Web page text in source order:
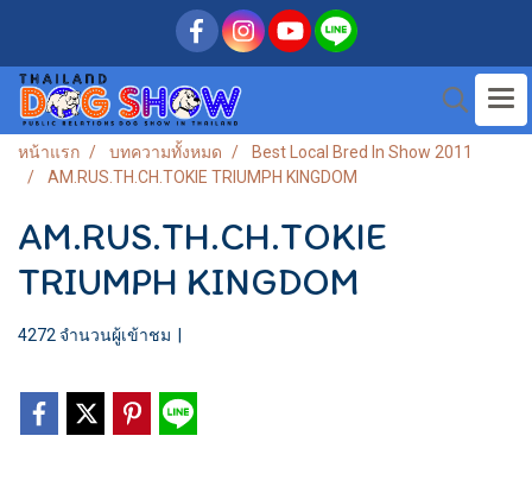
หน้าแรก บทความทั้งหมด
Best Local Bred In Show 2011
AM.RUS.TH.CH.TOKIE TRIUMPH KINGDOM
AM.RUS.TH.CH.TOKIE
TRIUMPH KINGDOM
4272 จำนวนผู้เข้าชม